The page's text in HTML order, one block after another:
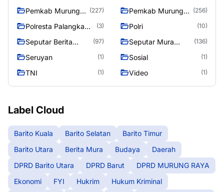
Pemkab Murung
(227)
Pemkab Murung
(256)
Polresta Palangka
(3) Polri (10)
Seputar Berita
(97)
Seputar Mura
(136)
Seruyan (1) Sosial (1)
TNI (1) Video (1)
Label Cloud
Barito Kuala Barito Selatan
Barito Timur
Barito Utara
Berita Mura Budaya
Daerah
DPRD Barito Utara
DPRD Barut
DPRD MURUNG RAYA
Ekonomi
FYI Hukrim
Hukum Kriminal